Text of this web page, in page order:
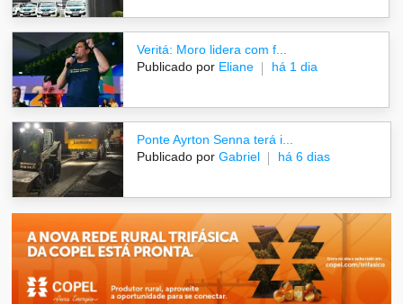
Veritá: Moro lidera com f...
Publicado por Eliane há 1 dia
Ponte Ayrton Senna terá i...
Publicado por Gabriel há 6 dias